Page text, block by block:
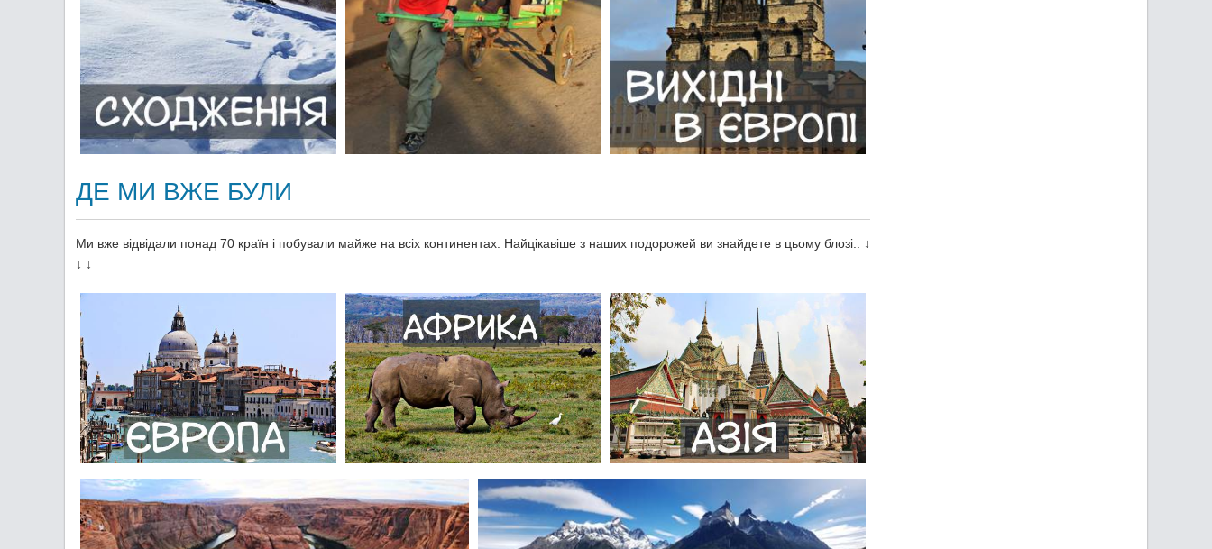
ДЕ МИ ВЖЕ БУЛИ
Ми вже відвідали понад 70 країн і побували майже на всіх континентах. Найцікавіше з наших подорожей ви знайдете в цьому блозі.: ↓
↓ ↓